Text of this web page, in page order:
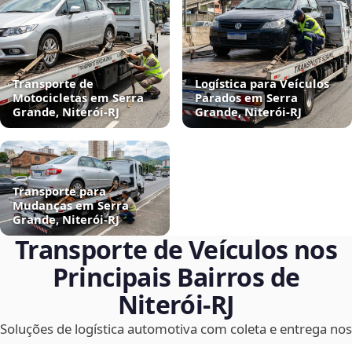
Transporte de
Motocicletas em Serra
Grande, Niterói‑RJ
Logística para Veículos
Parados em Serra
Grande, Niterói‑RJ
Transporte para
Mudanças em Serra
Grande, Niterói‑RJ
Transporte de Veículos nos
Principais Bairros de
Niterói‑RJ
Soluções de logística automotiva com coleta e entrega nos